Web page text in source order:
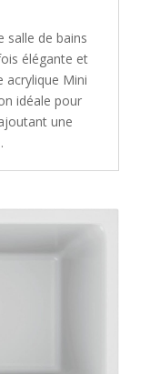
salle de bains
élégante et
acrylique Mini
idéale pour
une